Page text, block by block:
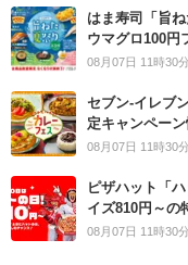
はま寿司「旨
ウマグロ100円
08月07日 11時30分
セブン‐イレブ
定キャンペー
08月07日 11時30分
ピザハット「
イズ810円～の
08月07日 11時30分